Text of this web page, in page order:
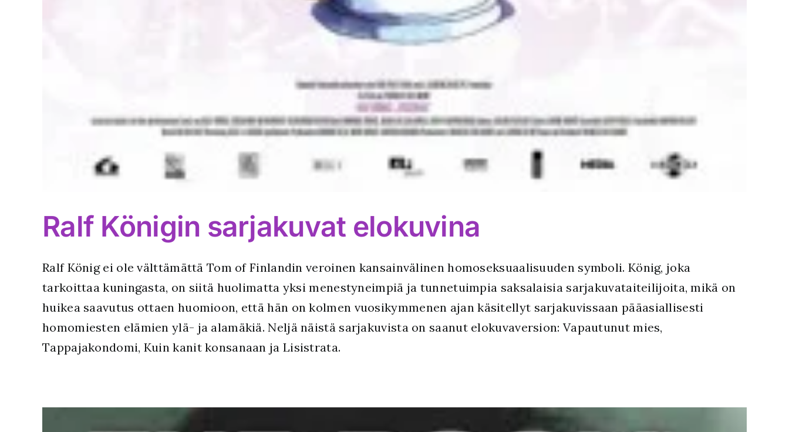
Ralf Königin sarjakuvat elokuvina
Ralf König ei ole välttämättä Tom of Finlandin veroinen kansainvälinen homoseksuaalisuuden symboli. König, joka
tarkoittaa kuningasta, on siitä huolimatta yksi menestyneimpiä ja tunnetuimpia saksalaisia sarjakuvataiteilijoita, mikä on
huikea saavutus ottaen huomioon, että hän on kolmen vuosikymmenen ajan käsitellyt sarjakuvissaan pääasiallisesti
homomiesten elämien ylä- ja alamäkiä. Neljä näistä sarjakuvista on saanut elokuvaversion: Vapautunut mies,
Tappajakondomi, Kuin kanit konsanaan ja Lisistrata.